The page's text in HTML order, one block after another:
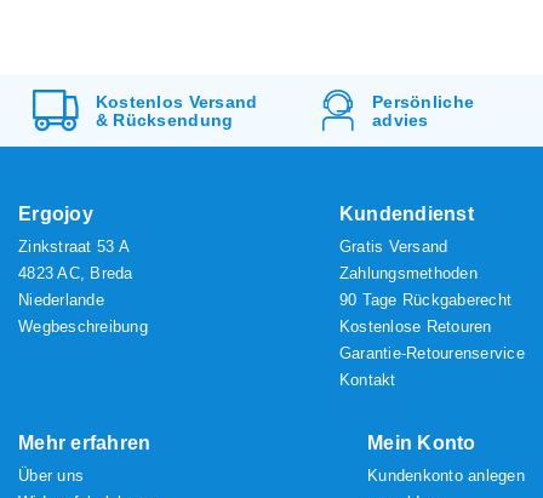
Kostenlos Versand
& Rücksendung
Persönliche
advies
Ergojoy
Zinkstraat 53 A
4823 AC, Breda
Niederlande
Wegbeschreibung
Kundendienst
Gratis Versand
Zahlungsmethoden
90 Tage Rückgaberecht
Kostenlose Retouren
Garantie-Retourenservice
Kontakt
Mehr erfahren
Über uns
Mein Konto
Kundenkonto anlegen